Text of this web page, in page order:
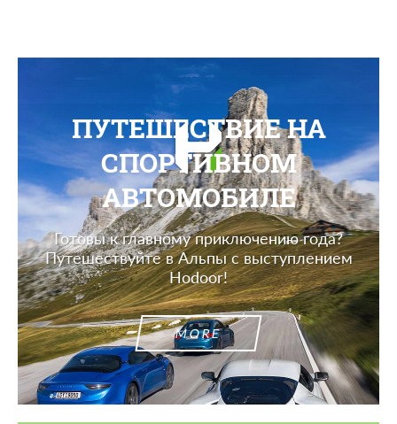
ПУТЕШЕСТВИЕ НА
СПОРТИВНОМ
АВТОМОБИЛЕ
Готовы к главному приключению года?
Путешествуйте в Альпы с выступлением
Hodoor!
MORE